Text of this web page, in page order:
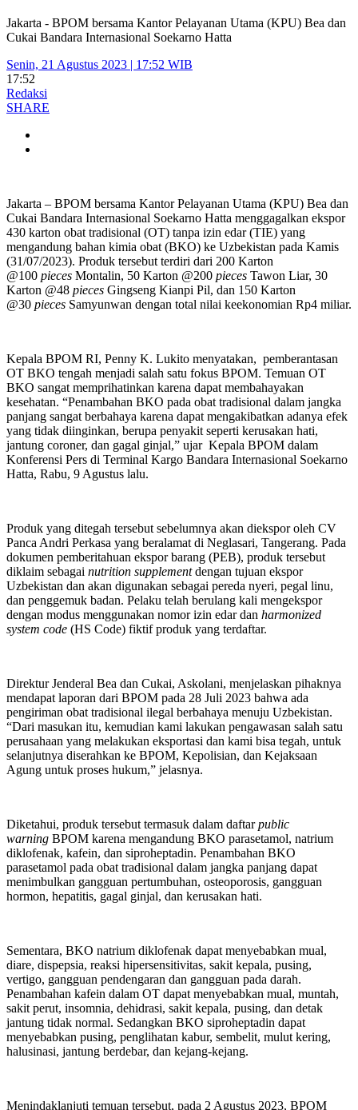
Jakarta - BPOM bersama Kantor Pelayanan Utama (KPU) Bea dan
Cukai Bandara Internasional Soekarno Hatta
Senin, 21 Agustus 2023 | 17:52 WIB
17:52
Redaksi
SHARE
Jakarta – BPOM bersama Kantor Pelayanan Utama (KPU) Bea dan
Cukai Bandara Internasional Soekarno Hatta menggagalkan ekspor
430 karton obat tradisional (OT) tanpa izin edar (TIE) yang
mengandung bahan kimia obat (BKO) ke Uzbekistan pada Kamis
(31/07/2023). Produk tersebut terdiri dari 200 Karton
@100 pieces Montalin, 50 Karton @200 pieces Tawon Liar, 30
Karton @48 pieces Gingseng Kianpi Pil, dan 150 Karton
@30 pieces Samyunwan dengan total nilai keekonomian Rp4 miliar.
Kepala BPOM RI, Penny K. Lukito menyatakan, pemberantasan
OT BKO tengah menjadi salah satu fokus BPOM. Temuan OT
BKO sangat memprihatinkan karena dapat membahayakan
kesehatan. “Penambahan BKO pada obat tradisional dalam jangka
panjang sangat berbahaya karena dapat mengakibatkan adanya efek
yang tidak diinginkan, berupa penyakit seperti kerusakan hati,
jantung coroner, dan gagal ginjal,” ujar Kepala BPOM dalam
Konferensi Pers di Terminal Kargo Bandara Internasional Soekarno
Hatta, Rabu, 9 Agustus lalu.
Produk yang ditegah tersebut sebelumnya akan diekspor oleh CV
Panca Andri Perkasa yang beralamat di Neglasari, Tangerang. Pada
dokumen pemberitahuan ekspor barang (PEB), produk tersebut
diklaim sebagai nutrition supplementdengan tujuan ekspor
Uzbekistan dan akan digunakan sebagai pereda nyeri, pegal linu,
dan penggemuk badan. Pelaku telah berulang kali mengekspor
dengan modus menggunakan nomor izin edar dan harmonized
system code (HS Code) fiktif produk yang terdaftar.
Direktur Jenderal Bea dan Cukai, Askolani, menjelaskan pihaknya
mendapat laporan dari BPOM pada 28 Juli 2023 bahwa ada
pengiriman obat tradisional ilegal berbahaya menuju Uzbekistan.
“Dari masukan itu, kemudian kami lakukan pengawasan salah satu
perusahaan yang melakukan eksportasi dan kami bisa tegah, untuk
selanjutnya diserahkan ke BPOM, Kepolisian, dan Kejaksaan
Agung untuk proses hukum,” jelasnya.
Diketahui, produk tersebut termasuk dalam daftarpublic
warning BPOM karena mengandung BKO parasetamol, natrium
diklofenak, kafein, dan siproheptadin. Penambahan BKO
parasetamol pada obat tradisional dalam jangka panjang dapat
menimbulkan gangguan pertumbuhan, osteoporosis, gangguan
hormon, hepatitis, gagal ginjal, dan kerusakan hati.
Sementara, BKO natrium diklofenak dapat menyebabkan mual,
diare, dispepsia, reaksi hipersensitivitas, sakit kepala, pusing,
vertigo, gangguan pendengaran dan gangguan pada darah.
Penambahan kafein dalam OT dapat menyebabkan mual, muntah,
sakit perut, insomnia, dehidrasi, sakit kepala, pusing, dan detak
jantung tidak normal. Sedangkan BKO siproheptadin dapat
menyebabkan pusing, penglihatan kabur, sembelit, mulut kering,
halusinasi, jantung berdebar, dan kejang-kejang.
Menindaklanjuti temuan tersebut, pada 2 Agustus 2023, BPOM